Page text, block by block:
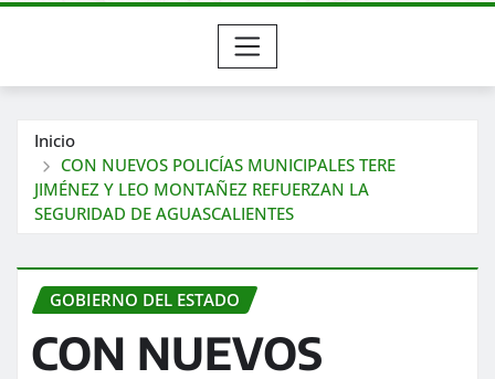
Inicio
CON NUEVOS POLICÍAS MUNICIPALES TERE
JIMÉNEZ Y LEO MONTAÑEZ REFUERZAN LA
SEGURIDAD DE AGUASCALIENTES
GOBIERNO DEL ESTADO
CON NUEVOS